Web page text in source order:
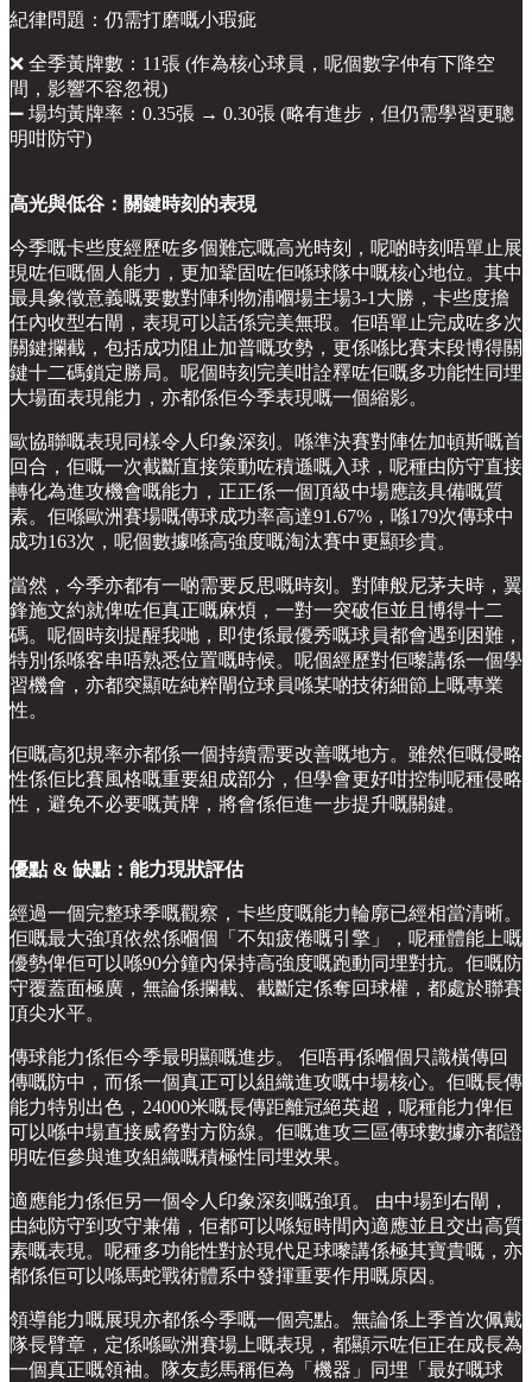
紀律問題：仍需打磨嘅小瑕疵
❌ 全季黃牌數：11張 (作為核心球員，呢個數字仲有下降空
間，影響不容忽視)
➖ 場均黃牌率：0.35張 → 0.30張 (略有進步，但仍需學習更聰
明咁防守)
高光與低谷：關鍵時刻的表現
今季嘅卡些度經歷咗多個難忘嘅高光時刻，呢啲時刻唔單止展
現咗佢嘅個人能力，更加鞏固咗佢喺球隊中嘅核心地位。其中
最具象徵意義嘅要數對陣利物浦嗰場主場3-1大勝，卡些度擔
任內收型右閘，表現可以話係完美無瑕。佢唔單止完成咗多次
關鍵攔截，包括成功阻止加普嘅攻勢，更係喺比賽末段博得關
鍵十二碼鎖定勝局。呢個時刻完美咁詮釋咗佢嘅多功能性同埋
大場面表現能力，亦都係佢今季表現嘅一個縮影。
歐協聯嘅表現同樣令人印象深刻。喺準決賽對陣佐加頓斯嘅首
回合，佢嘅一次截斷直接策動咗積遜嘅入球，呢種由防守直接
轉化為進攻機會嘅能力，正正係一個頂級中場應該具備嘅質
素。佢喺歐洲賽場嘅傳球成功率高達91.67%，喺179次傳球中
成功163次，呢個數據喺高強度嘅淘汰賽中更顯珍貴。
當然，今季亦都有一啲需要反思嘅時刻。對陣般尼茅夫時，翼
鋒施文約就俾咗佢真正嘅麻煩，一對一突破佢並且博得十二
碼。呢個時刻提醒我哋，即使係最優秀嘅球員都會遇到困難，
特別係喺客串唔熟悉位置嘅時候。呢個經歷對佢嚟講係一個學
習機會，亦都突顯咗純粹閘位球員喺某啲技術細節上嘅專業
性。
佢嘅高犯規率亦都係一個持續需要改善嘅地方。雖然佢嘅侵略
性係佢比賽風格嘅重要組成部分，但學會更好咁控制呢種侵略
性，避免不必要嘅黃牌，將會係佢進一步提升嘅關鍵。
優點 & 缺點：能力現狀評估
經過一個完整球季嘅觀察，卡些度嘅能力輪廓已經相當清晰。
佢嘅最大強項依然係嗰個「不知疲倦嘅引擎」，呢種體能上嘅
優勢俾佢可以喺90分鐘內保持高強度嘅跑動同埋對抗。佢嘅防
守覆蓋面極廣，無論係攔截、截斷定係奪回球權，都處於聯賽
頂尖水平。
傳球能力係佢今季最明顯嘅進步。 佢唔再係嗰個只識橫傳回
傳嘅防中，而係一個真正可以組織進攻嘅中場核心。佢嘅長傳
能力特別出色，24000米嘅長傳距離冠絕英超，呢種能力俾佢
可以喺中場直接威脅對方防線。佢嘅進攻三區傳球數據亦都證
明咗佢參與進攻組織嘅積極性同埋效果。
適應能力係佢另一個令人印象深刻嘅強項。 由中場到右閘，
由純防守到攻守兼備，佢都可以喺短時間內適應並且交出高質
素嘅表現。呢種多功能性對於現代足球嚟講係極其寶貴嘅，亦
都係佢可以喺馬蛇戰術體系中發揮重要作用嘅原因。
領導能力嘅展現亦都係今季嘅一個亮點。無論係上季首次佩戴
隊長臂章，定係喺歐洲賽場上嘅表現，都顯示咗佢正在成長為
一個真正嘅領袖。隊友彭馬稱佢為「機器」同埋「最好嘅球